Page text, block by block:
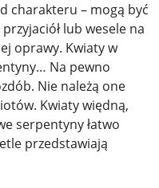
charakteru – mogą być
lub wesele na
oprawy. Kwiaty w
Na pewno
Nie należą one
Kwiaty więdną,
serpentyny łatwo
przedstawiają